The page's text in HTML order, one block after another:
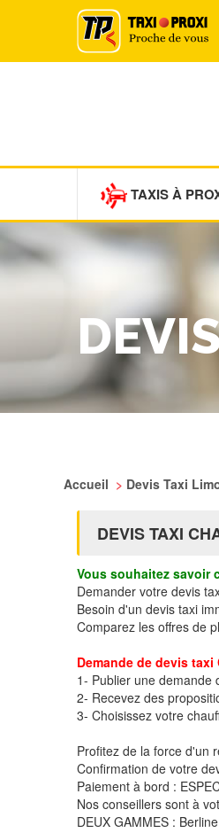
TAXIS À
Accueil > Devis Taxi
DEVIS TAXI
Vous souhaitez savoir
Demander votre devis
Besoin d'un devis taxi
Comparez les offres de
Demande de devis
1- Publier une demande
2- Recevez des
3- Choisissez votre
Profitez de la force d'un
Confirmation de votre
Paiement à bord :
Nos conseillers sont à
DEUX GAMMES :